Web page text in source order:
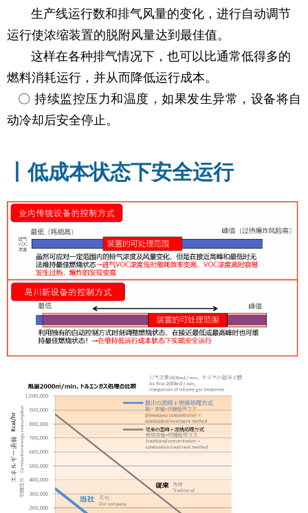
生产线运行数和排气风量的变化，进行自动调节
运行使浓缩装置的脱附风量达到最佳值。
这样在各种排气情况下，也可以比通常低得多的
燃料消耗运行，并从而降低运行成本。
〇 持续监控压力和温度，如果发生异常，设备将自
动冷却后安全停止。
丨低成本状态下安全运行